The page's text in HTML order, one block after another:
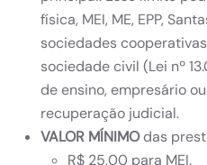
física, MEI, ME, EPP,
sociedades
sociedade civil (Lei nº
de ensino, empresário
recuperação judicial.
VALOR MÍNIMOdas
R$ 25,00 para MEI.